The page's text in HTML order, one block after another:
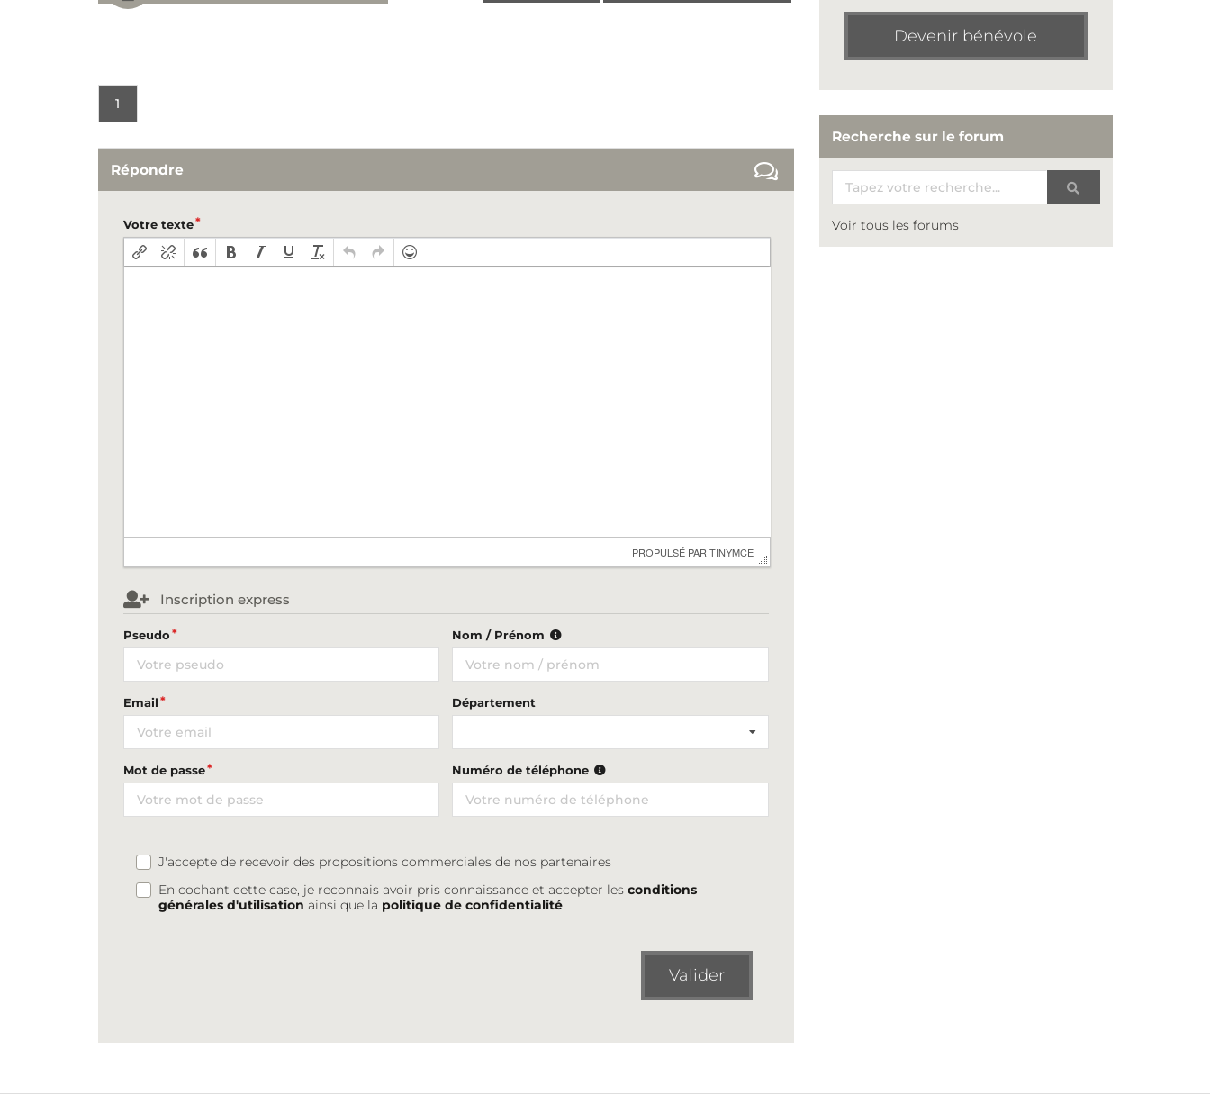
1
Répondre
Votre texte
PROPULSÉ PAR TINYMCE
Inscription express
Pseudo Nom / Prénom
Email Département
Mot de passe Numéro de téléphone
J'accepte de recevoir des propositions commerciales de nos partenaires
En cochant cette case, je reconnais avoir pris connaissance et accepter lesconditions
générales d'utilisation ainsi que la politique de confidentialité
Valider
Devenir bénévole
Recherche sur le forum
Voir tous les forums